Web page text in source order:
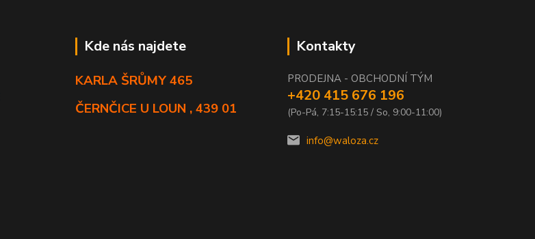
Kde nás najdete
KARLA ŠRŮMY 465
ČERNČICE U LOUN , 439 01
Kontakty
PRODEJNA - OBCHODNÍ TÝM
+420 415 676 196
(Po-Pá, 7:15-15:15 / So, 9:00-11:00)
info@waloza.cz